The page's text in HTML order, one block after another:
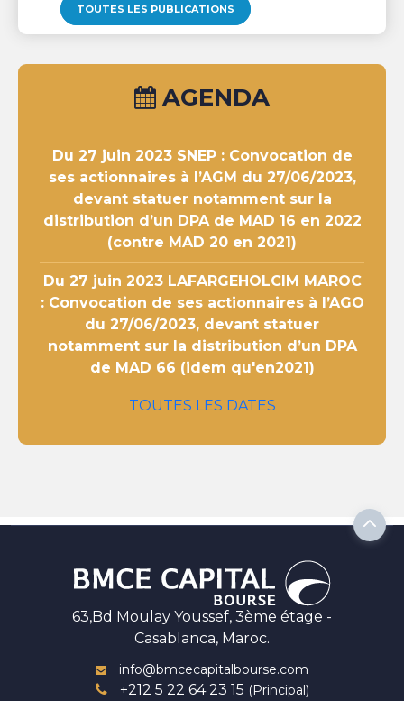
TOUTES LES PUBLICATIONS
AGENDA
Du 27 juin 2023SNEP : Convocation de
ses actionnaires à l’AGM du 27/06/2023,
devant statuer notamment sur la
distribution d’un DPA de MAD 16 en 2022
(contre MAD 20 en 2021)
Du 27 juin 2023LAFARGEHOLCIM MAROC
: Convocation de ses actionnaires à l’AGO
du 27/06/2023, devant statuer
notamment sur la distribution d’un DPA
de MAD 66 (idem qu'en2021)
TOUTES LES DATES
63,Bd Moulay Youssef, 3ème étage -
Casablanca, Maroc.
info@bmcecapitalbourse.com
+212 5 22 64 23 15 (Principal)